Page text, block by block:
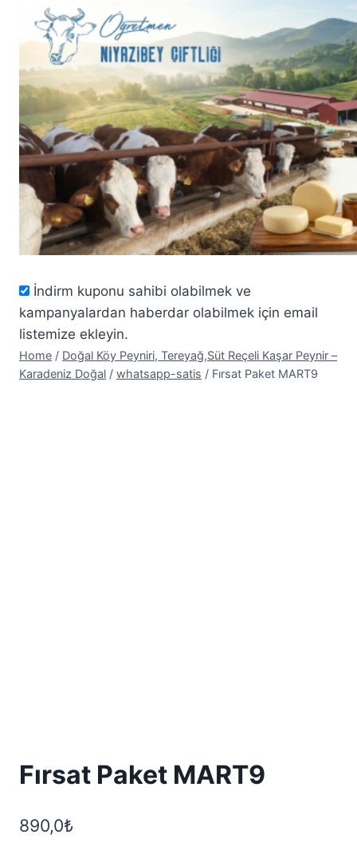
İndirm kuponu sahibi olabilmek ve
kampanyalardan haberdar olabilmek için email
listemize ekleyin.
Home / Doğal Köy Peyniri, Tereyağ,Süt Reçeli Kaşar Peynir –
Karadeniz Doğal / whatsapp-satis / Fırsat Paket MART9
Fırsat Paket MART9
890,0₺